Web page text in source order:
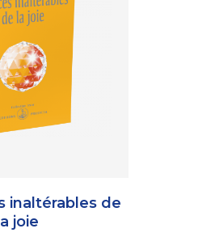
inaltérables de
joie